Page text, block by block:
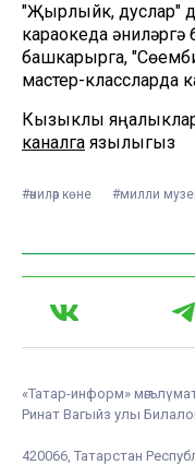
"Җырлыйк, дуслар"
караокеда
башкарырга,
мастер-классларда
Кызыклы
каналга язылыгыз
#әниләр көне #милли
«Татар-информ»
Ринат Вагыйз улы
420066, Татарстан